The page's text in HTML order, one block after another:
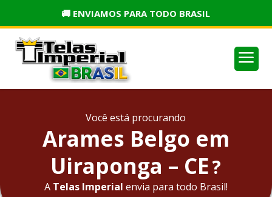
🚚 ENVIAMOS PARA TODO BRASIL
a
Você está procurando
Arames Belgo em
Uiraponga – CE?
A Telas Imperial envia para todo Brasil!